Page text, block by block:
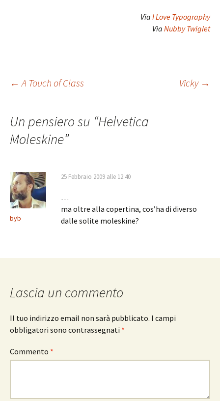
Via I Love Typography
Via Nubby Twiglet
Navigazione
articolo
← A Touch of Class Vicky →
Un pensiero su “Helvetica
Moleskine”
byb
25 Febbraio 2009 alle 12:40
…
ma oltre alla copertina, cos’ha di diverso
dalle solite moleskine?
Lascia un commento
Il tuo indirizzo email non sarà pubblicato. I campi
obbligatori sono contrassegnati *
Commento *